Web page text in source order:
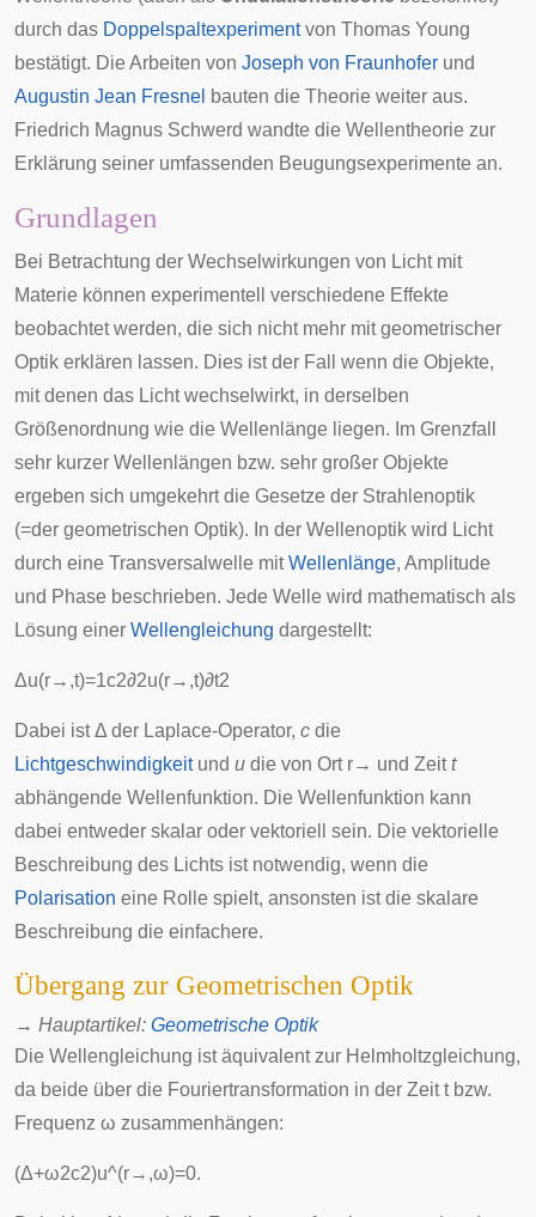
durch das Doppelspaltexperimentvon Thomas Young
bestätigt. Die Arbeiten von Joseph von Fraunhofer und
Augustin Jean Fresnel bauten die Theorie weiter aus.
Friedrich Magnus Schwerd wandte die Wellentheorie zur
Erklärung seiner umfassenden Beugungsexperimente an.
Grundlagen
Bei Betrachtung der Wechselwirkungen von Licht mit
Materie können experimentell verschiedene Effekte
beobachtet werden, die sich nicht mehr mit geometrischer
Optik erklären lassen. Dies ist der Fall wenn die Objekte,
mit denen das Licht wechselwirkt, in derselben
Größenordnung wie die Wellenlänge liegen. Im Grenzfall
sehr kurzer Wellenlängen bzw. sehr großer Objekte
ergeben sich umgekehrt die Gesetze der Strahlenoptik
(=der geometrischen Optik). In der Wellenoptik wird Licht
durch eine Transversalwelle mitWellenlänge, Amplitude
und Phase beschrieben. Jede Welle wird mathematisch als
Lösung einer Wellengleichung dargestellt:
Δu(r→ ,t)=1c2∂2u(r→ ,t)∂t2
Dabei istΔ der Laplace-Operator, c die
Lichtgeschwindigkeitund u die von Ort r→ und Zeitt
abhängende Wellenfunktion. Die Wellenfunktion kann
dabei entweder skalar oder vektoriell
sein. Die vektorielle
Beschreibung des Lichts ist notwendig, wenn die
Polarisation eine Rolle spielt, ansonsten ist die skalare
Beschreibung die einfachere.
Übergang zur Geometrischen Optik
→ Hauptartikel: Geometrische Optik
Die Wellengleichung ist äquivalent zur Helmholtzgleichung,
da beide über die Fouriertransformation in der Zeittbzw.
Frequenz ω zusammenhängen:
(Δ+ω2c2)u^(r→ ,ω)=0.